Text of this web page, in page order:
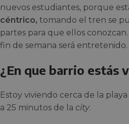
nuevos estudiantes, porque
céntrico, tomando el tren se
partes para que ellos
fin de semana será entretenido.
¿En que barrio estás
Estoy viviendo cerca de la
a 25 minutos de la city.